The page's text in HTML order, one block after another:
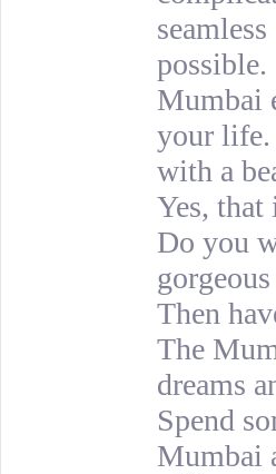
Mumbai
your
with a
Yes,
Do you
Then
The
dreams
Spend
Mumbai